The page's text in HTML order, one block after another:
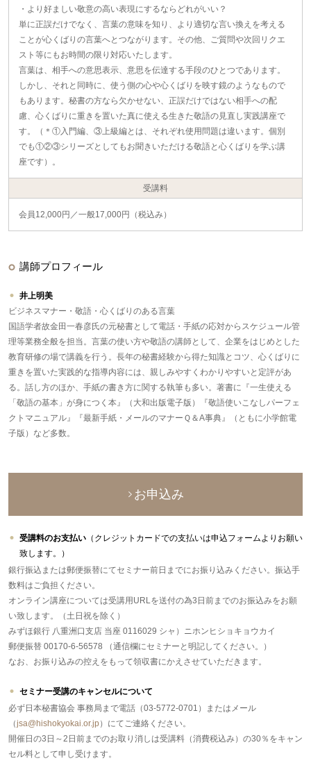
・より好ましい敬意の高い表現にするならどれがいい？
単に正誤だけでなく、言葉の意味を知り、より適切な言い換えを考える
ことが心くばりの言葉へとつながります。その他、ご質問や次回リクエ
スト等にもお時間の限り対応いたします。
言葉は、相手への意思表示、意思を伝達する手段のひとつであります。
しかし、それと同時に、使う側の心や心くばりを映す鏡のようなもので
もあります。秘書の方なら欠かせない、正誤だけではない相手への配
慮、心くばりに重きを置いた真に使える生きた敬語の見直し実践講座で
す。（＊①入門編、③上級編とは、それぞれ使用問題は違います。個別
でも①②③シリーズとしてもお聞きいただける敬語と心くばりを学ぶ講
座です）。
受講料
会員12,000円／一般17,000円（税込み）
講師プロフィール
井上明美
ビジネスマナー・敬語・心くばりのある言葉
国語学者故金田一春彦氏の元秘書として電話・手紙の応対からスケジュール管
理等業務全般を担当。言葉の使い方や敬語の講師として、企業をはじめとした
教育研修の場で講義を行う。長年の秘書経験から得た知識とコツ、心くばりに
重きを置いた実践的な指導内容には、親しみやすくわかりやすいと定評があ
る。話し方のほか、手紙の書き方に関する執筆も多い。著書に『一生使える
「敬語の基本」が身につく本』（大和出版電子版）『敬語使いこなしパーフェ
クトマニュアル』『最新手紙・メールのマナーＱ＆A事典』（ともに小学館電
子版）など多数。
お申込み
受講料のお支払い （クレジットカードでの支払いは申込フォームよりお願い
致します。）
銀行振込または郵便振替にてセミナー前日までにお振り込みください。振込手
数料はご負担ください。
オンライン講座については受講用URLを送付の為3日前までのお振込みをお願
い致します。（土日祝を除く）
みずほ銀行 八重洲口支店 当座 0116029 シャ）ニホンヒショキョウカイ
郵便振替 00170-6-56578 （通信欄にセミナーと明記してください。）
なお、お振り込みの控えをもって領収書にかえさせていただきます。
セミナー受講のキャンセルについて
必ず日本秘書協会 事務局まで電話（03-5772-0701）またはメール
（jsa@hishokyokai.or.jp）にてご連絡ください。
開催日の3日～2日前までのお取り消しは受講料（消費税込み）の30％をキャン
セル料として申し受けます。